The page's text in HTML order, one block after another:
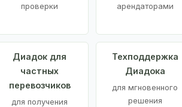
проверки
арендаторами
Диадок для
частных
перевозчиков
для получения
Техподдержка
Диадока
для мгновенного
решения